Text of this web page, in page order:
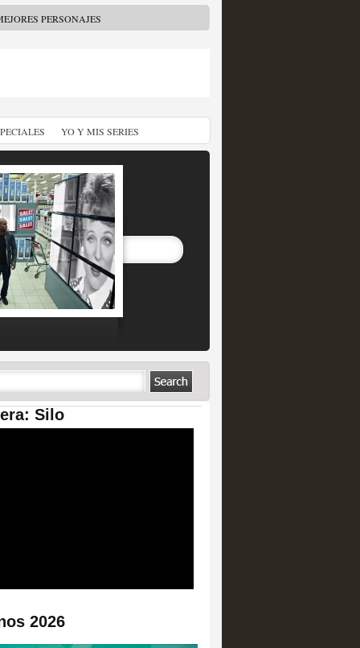
PERSONAJES
YO Y MIS SERIES
Silo
2026